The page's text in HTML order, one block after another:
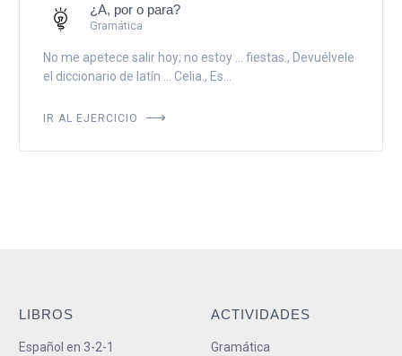
¿A, por o para?
Gramática
No me apetece salir hoy; no estoy ... fiestas., Devuélvele
el diccionario de latín ... Celia., Es...
IR AL EJERCICIO
LIBROS
Español en 3-2-1
ACTIVIDADES
Gramática